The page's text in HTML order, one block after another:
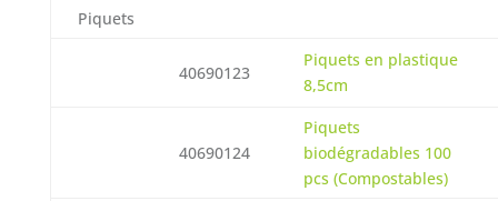
Piquets
40690123
Piquets en plastique
8,5cm
40690124
Piquets
biodégradables 100
pcs (Compostables)